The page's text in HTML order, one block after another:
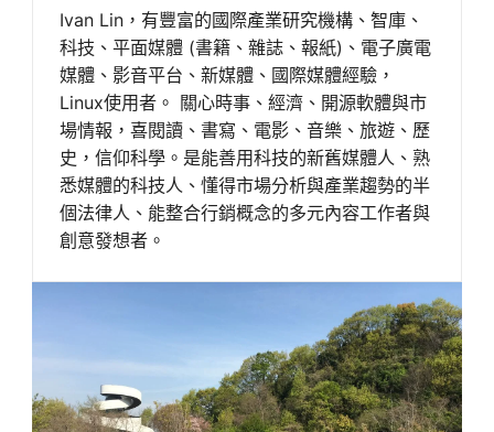
Ivan Lin，有豐富的國際產業研究機構、智庫、
科技、平面媒體 (書籍、雜誌、報紙)、電子廣電
媒體、影音平台、新媒體、國際媒體經驗，
Linux使用者。 關心時事、經濟、開源軟體與市
場情報，喜閱讀、書寫、電影、音樂、旅遊、歷
史，信仰科學。是能善用科技的新舊媒體人、熟
悉媒體的科技人、懂得市場分析與產業趨勢的半
個法律人、能整合行銷概念的多元內容工作者與
創意發想者。